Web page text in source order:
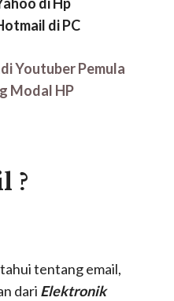
di PC
Youtuber Pemula
Modal HP
?
tentang email,
dari Elektronik